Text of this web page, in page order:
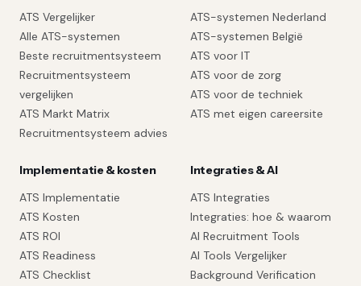
ATS Vergelijker
Alle ATS-systemen
Beste recruitmentsysteem
Recruitmentsysteem
vergelijken
ATS Markt Matrix
Recruitmentsysteem advies
ATS-systemen Nederland
ATS-systemen België
ATS voor IT
ATS voor de zorg
ATS voor de techniek
ATS met eigen careersite
Implementatie & kosten
ATS Implementatie
ATS Kosten
ATS ROI
ATS Readiness
ATS Checklist
Integraties & AI
ATS Integraties
Integraties: hoe & waarom
AI Recruitment Tools
AI Tools Vergelijker
Background Verification